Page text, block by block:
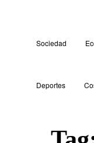
Sociedad
Deportes